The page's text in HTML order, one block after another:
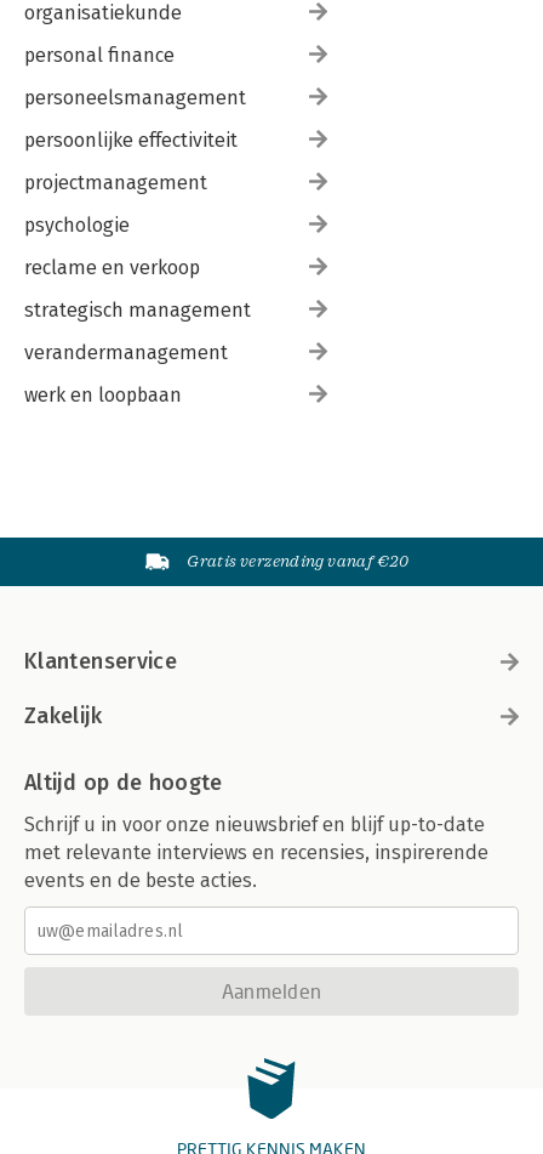
organisatiekunde
personal finance
personeelsmanagement
persoonlijke effectiviteit
projectmanagement
psychologie
reclame en verkoop
strategisch management
verandermanagement
werk en loopbaan
Gratis verzending vanaf €20
Klantenservice
Zakelijk
Altijd op de hoogte
Schrijf u in voor onze nieuwsbrief en blijf up-to-date
met relevante interviews en recensies, inspirerende
events en de beste acties.
Aanmelden
PRETTIG KENNIS MAKEN